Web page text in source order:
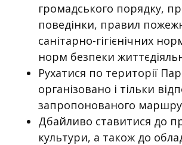
громадського порядку,
поведінки, правил
санітарно-гігієнічних
норм безпеки
Рухатися по території
організовано і тільки
запропонованого
Дбайливо ставитися до
культури, а також до